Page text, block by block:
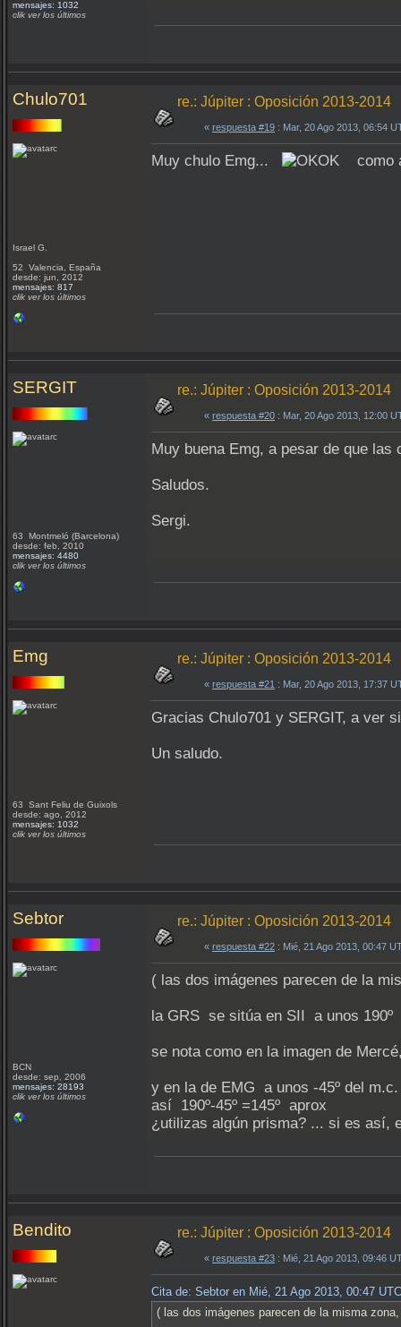
mensajes: 1032
clik ver los últimos
Chulo701
Israel G.
52 Valencia, España
desde: jun, 2012
mensajes: 817
clik ver los últimos
re.: Júpiter : Oposición 2013-2014
« respuesta #19 : Mar, 20 Ago 2013, 06:54
Muy chulo Emg... como
SERGIT
63 Montmeló (Barcelona)
desde: feb, 2010
mensajes: 4480
clik ver los últimos
re.: Júpiter : Oposición 2013-2014
« respuesta #20 : Mar, 20 Ago 2013, 12:00
Muy buena Emg, a pesar de que
Saludos.
Sergi.
Emg
63 Sant Feliu de Guixols
desde: ago, 2012
mensajes: 1032
clik ver los últimos
re.: Júpiter : Oposición 2013-2014
« respuesta #21 : Mar, 20 Ago 2013, 17:37
Gracias Chulo701 y SERGIT, a ver
Un saludo.
Sebtor
BCN
desde: sep, 2006
mensajes: 28193
clik ver los últimos
re.: Júpiter : Oposición 2013-2014
« respuesta #22 : Mié, 21 Ago 2013, 00:47
( las dos imágenes parecen de la
la GRS se sitúa en SII a unos 190º
se nota como en la imagen de
y en la de EMG a unos -45º del
así 190º-45º =145º aprox
¿utilizas algún prisma? ... si es así,
Bendito re.: Júpiter : Oposición 2013-2014
« respuesta #23 : Mié, 21 Ago 2013, 09:46
Cita de: Sebtor en Mié, 21 Ago 2013, 00:47 UTC
( las dos imágenes parecen de la misma